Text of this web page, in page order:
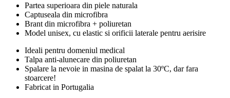
Partea superioara din piele naturala
Captuseala din microfibra
Brant din microfibra + poliuretan
Model unisex, cu elastic si orificii laterale pentru aerisire
Ideali pentru domeniul medical
Talpa anti-alunecare din poliuretan
Spalare la nevoie in masina de spalat la 30ºC, dar fara
stoarcere!
Fabricat in Portugalia